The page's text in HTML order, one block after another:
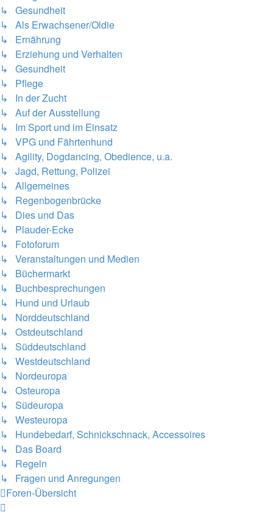
↳ Gesundheit
↳ Als Erwachsener/Oldie
↳ Ernährung
↳ Erziehung und Verhalten
↳ Gesundheit
↳ Pflege
↳ In der Zucht
↳ Auf der Ausstellung
↳ Im Sport und im Einsatz
↳ VPG und Fährtenhund
↳ Agility, Dogdancing, Obedience, u.a.
↳ Jagd, Rettung, Polizei
↳ Allgemeines
↳ Regenbogenbrücke
↳ Dies und Das
↳ Plauder-Ecke
↳ Fotoforum
↳ Veranstaltungen und Medien
↳ Büchermarkt
↳ Buchbesprechungen
↳ Hund und Urlaub
↳ Norddeutschland
↳ Ostdeutschland
↳ Süddeutschland
↳ Westdeutschland
↳ Nordeuropa
↳ Osteuropa
↳ Südeuropa
↳ Westeuropa
↳ Hundebedarf, Schnickschnack, Accessoires
↳ Das Board
↳ Regeln
↳ Fragen und Anregungen
Foren-Übersicht